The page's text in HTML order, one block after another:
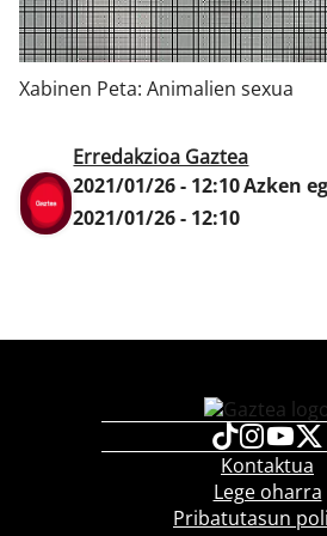
Klisk
Xabinen Peta: Animalien sexua
Erredakzioa Gaztea
2021/01/26 - 12:10Azken
2021/01/26 - 12:10
Kontaktua
Lege oharra
Pribatutasun